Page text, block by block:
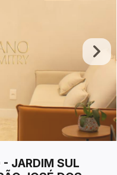
- JARDIM SUL